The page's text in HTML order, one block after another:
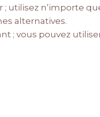
utilisez n’importe
alternatives.
; vous pouvez